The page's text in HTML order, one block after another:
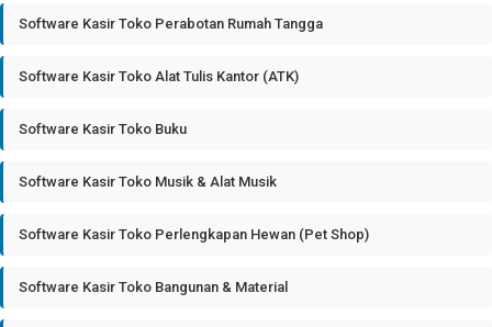
Software Kasir Toko Perabotan Rumah Tangga
Software Kasir Toko Alat Tulis Kantor (ATK)
Software Kasir Toko Buku
Software Kasir Toko Musik & Alat Musik
Software Kasir Toko Perlengkapan Hewan (Pet Shop)
Software Kasir Toko Bangunan & Material